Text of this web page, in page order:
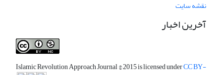
نقشه سایت
آخرین اخبار
Islamic Revolution Approach Journal© 2015 is licensed underCC BY-